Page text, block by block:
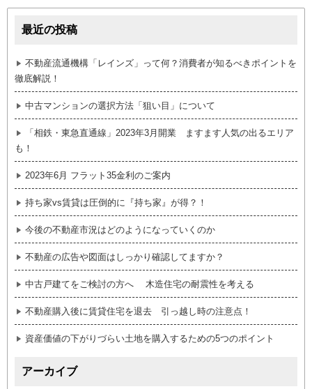
最近の投稿
不動産流通機構「レインズ」って何？消費者が知るべきポイントを
徹底解説！
中古マンションの選択方法「狙い目」について
「相鉄・東急直通線」2023年3月開業 ますます人気の出るエリア
も！
2023年6月 フラット35金利のご案内
持ち家vs賃貸は圧倒的に『持ち家』が得？！
今後の不動産市況はどのようになっていくのか
不動産の広告や図面はしっかり確認してますか？
中古戸建てをご検討の方へ 木造住宅の耐震性を考える
不動産購入後に賃貸住宅を退去 引っ越し時の注意点！
資産価値の下がりづらい土地を購入するための5つのポイント
アーカイブ